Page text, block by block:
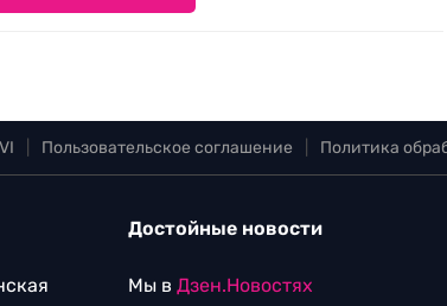
Пользовательское соглашение Политика
Достойные новости
Мы в Дзен.Новостях